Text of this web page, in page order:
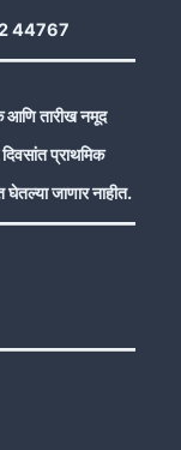
44767
आणि तारीख नमूद
प्राथमिक
घेतल्या जाणार नाहीत.